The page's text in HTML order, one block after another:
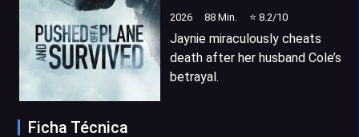
2026 88 Min. ⭐ 8.2/10
Jaynie miraculously cheats
death after her husband Cole’s
betrayal.
Ficha Técnica